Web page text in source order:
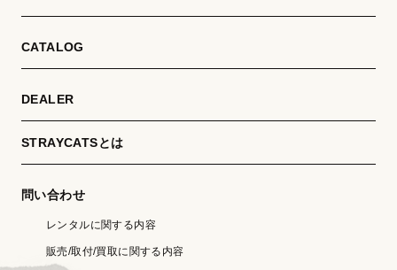
CATALOG
DEALER
STRAYCATSとは
問い合わせ
レンタルに関する内容
販売/取付/買取に関する内容